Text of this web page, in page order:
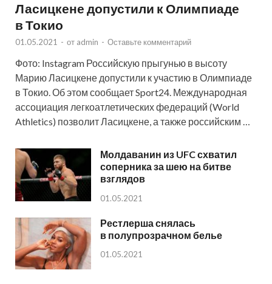
Ласицкене допустили к Олимпиаде
в Токио
01.05.2021 - от admin - Оставьте комментарий
Фото: Instagram Российскую прыгунью в высоту
Марию Ласицкене допустили к участию в Олимпиаде
в Токио. Об этом сообщает Sport24. Международная
ассоциация легкоатлетических федераций (World
Athletics) позволит Ласицкене, а также российским …
Молдаванин из UFC схватил
соперника за шею на битве
взглядов
01.05.2021
Рестлерша снялась
в полупрозрачном белье
01.05.2021